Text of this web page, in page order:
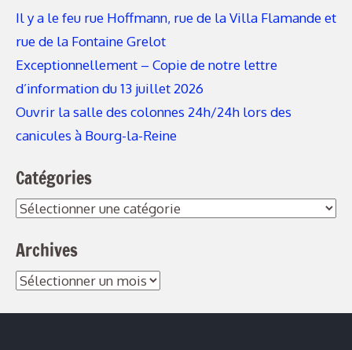
Il y a le feu rue Hoffmann, rue de la Villa Flamande et
rue de la Fontaine Grelot
Exceptionnellement – Copie de notre lettre
d’information du 13 juillet 2026
Ouvrir la salle des colonnes 24h/24h lors des
canicules à Bourg-la-Reine
Catégories
Catégories
Archives
Archives